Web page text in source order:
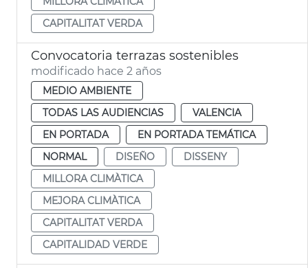
CAPITALITAT VERDA
Convocatoria terrazas sostenibles
modificado hace 2 años
MEDIO AMBIENTE
TODAS LAS AUDIENCIAS
VALENCIA
EN PORTADA
EN PORTADA TEMÁTICA
NORMAL
DISEÑO
DISSENY
MILLORA CLIMÀTICA
MEJORA CLIMÀTICA
CAPITALITAT VERDA
CAPITALIDAD VERDE